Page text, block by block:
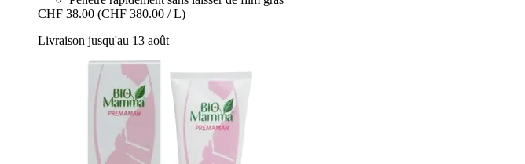
CHF 38.00 (CHF 380.00 / L)
Livraison jusqu'au 13 août